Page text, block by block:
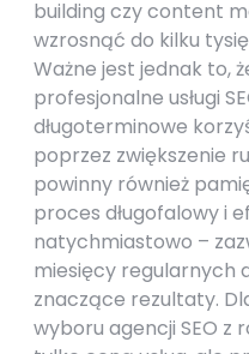
building czy content
wzrosnąć do kilku
Ważne jest jednak to,
profesjonalne usługi
długoterminowe
poprzez zwiększenie
powinny również
proces długofalowy i
natychmiastowo –
miesięcy regularnych
znaczące rezultaty.
wyboru agencji SEO z